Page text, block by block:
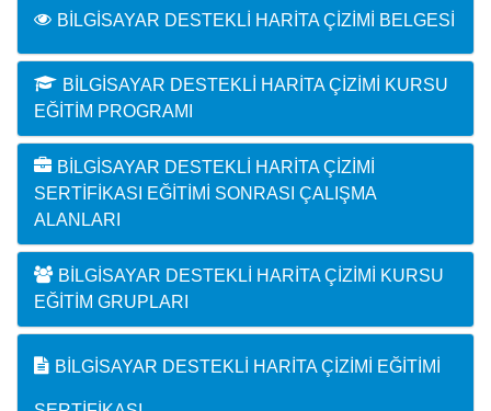
BILGISAYAR DESTEKLI HARITA ÇIZIMI BELGESI
BILGISAYAR DESTEKLI HARITA ÇIZIMI KURSU
EĞITIM PROGRAMI
BILGISAYAR DESTEKLI HARITA ÇIZIMI
SERTIFIKASI EĞITIMI SONRASI ÇALIŞMA
ALANLARI
BILGISAYAR DESTEKLI HARITA ÇIZIMI KURSU
EĞITIM GRUPLARI
BILGISAYAR DESTEKLI HARITA ÇIZIMI EĞITIMI